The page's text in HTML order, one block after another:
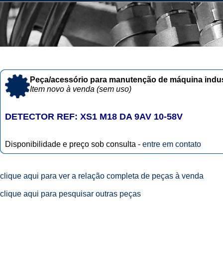
Peça/acessório para manutenção de máquina
Item novo à venda (sem uso)
DETECTOR REF: XS1 M18 DA 9AV 10-58V
Disponibilidade e preço sob consulta - entre em contato
clique aqui para ver a relação completa de peças à venda
clique aqui para pesquisar outras peças